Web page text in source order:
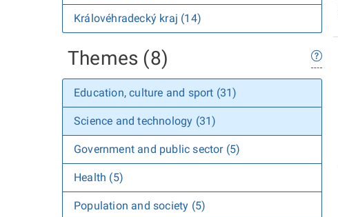
Královéhradecký kraj (14)
Themes (8)
Education, culture and sport (31)
Science and technology (31)
Government and public sector (5)
Health (5)
Population and society (5)